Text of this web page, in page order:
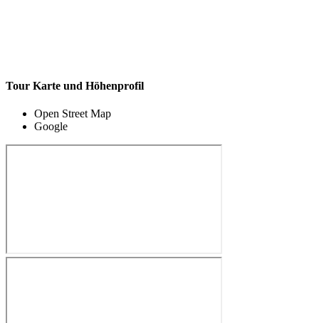
Tour Karte und Höhenprofil
Open Street Map
Google